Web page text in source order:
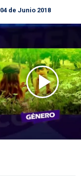
04 de Junio 2018